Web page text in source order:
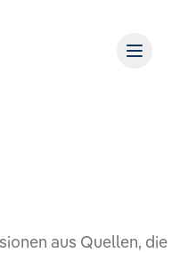
aus Quellen, die